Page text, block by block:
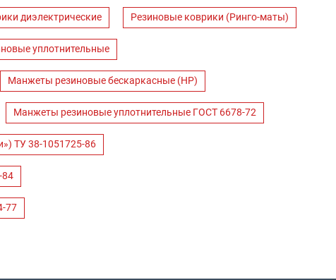
диэлектрические Резиновые коврики (Ринго-маты)
уплотнительные
Манжеты резиновые бескаркасные (НР)
Манжеты резиновые уплотнительные ГОСТ 6678-72
ТУ 38-1051725-86
77